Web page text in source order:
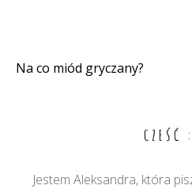
Nawigacja
Na co miód gryczany?
Jestem Aleksandra, która